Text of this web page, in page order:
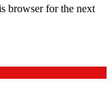
browser for the next